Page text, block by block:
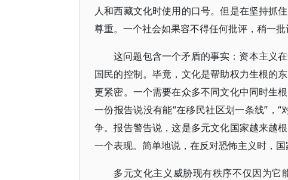
人和西藏文化时使用的口号。但是在坚持抓
尊重。一个社会如果容不得任何批评，稍一批
这问题包含一个矛盾的事实：资本主义
国民的控制。毕竟，文化是帮助权力生根的
更紧密。一个需要在众多不同文化中同时生
一份报告说没有能“在移民社区划一条线”，
争。报告警告说，这是多元文化国家越来越
一个表现。简单地说，在反对恐怖主义时，国
多元文化主义威胁现有秩序不仅因为